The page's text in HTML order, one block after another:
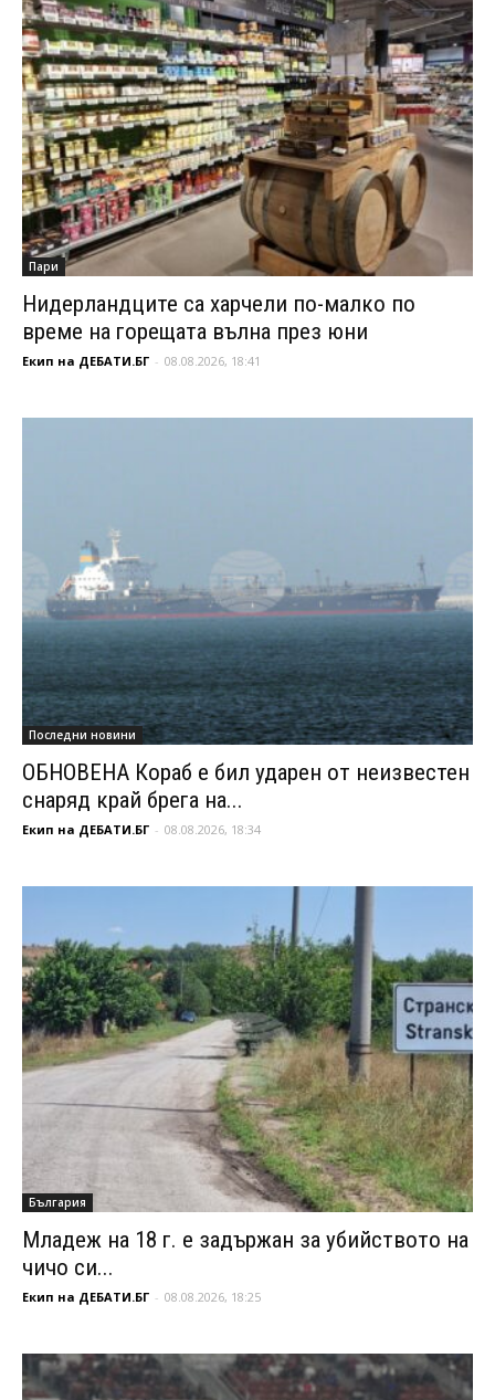
Пари
Нидерландците са харчели по-малко по
време на горещата вълна през юни
Екип на ДЕБАТИ.БГ - 08.08.2026, 18:41
Последни новини
ОБНОВЕНА Кораб е бил ударен от неизвестен
снаряд край брега на...
Екип на ДЕБАТИ.БГ - 08.08.2026, 18:34
България
Младеж на 18 г. е задържан за убийството на
чичо си...
Екип на ДЕБАТИ.БГ - 08.08.2026, 18:25